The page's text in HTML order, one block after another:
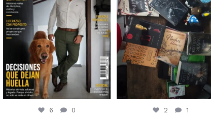
6 0 2 1